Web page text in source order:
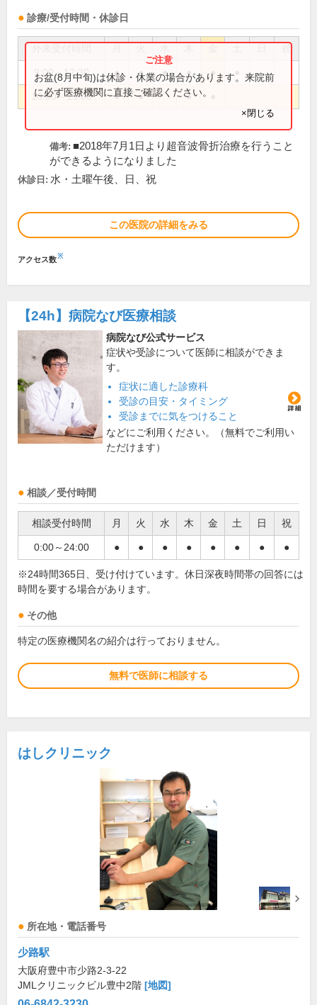
診療/受付時間・休診日
祝
9:00～12:30 ● ● ● ● ●
16:00～19:00 ● ● ●
お盆(8月中旬)は休診・休業の場合があります。来院前
に必ず医療機関に直接ご確認ください。
×閉じる
備考: ■2018年7月1日より超音波骨折治療を行うこと
ができるようになりました
休診日: 水・土曜午後、日、祝
この医院の詳細をみる
アクセス数※
【24h】 病院なび医療相談
病院なび公式サービス
症状や受診について医師に相談ができま
す。
症状に適した診療科
受診の目安・タイミング
受診までに気をつけること
などにご利用ください。（無料でご利用い
ただけます）
相談／受付時間
相談受付時間 月 火 水 木 金 土 日 祝
0:00～24:00 ● ● ● ● ● ● ● ●
※24時間365日、受け付けています。休日深夜時間帯の回答には
時間を要する場合があります。
その他
特定の医療機関名の紹介は行っておりません。
無料で医師に相談する
はしクリニック
所在地・電話番号
少路駅
大阪府豊中市少路2-3-22
JMLクリニックビル豊中2階 [地図]